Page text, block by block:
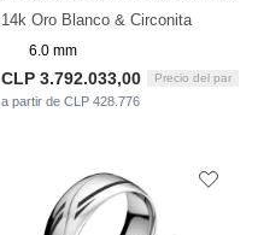
14k Oro Blanco & Circonita
6.0 mm
CLP 3.792.033,00 Precio del par
a partir de CLP 428.776